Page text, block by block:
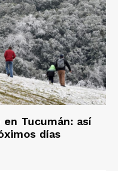
Tucumán: así
días